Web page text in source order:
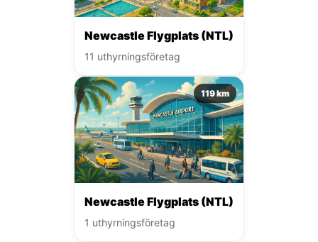
Newcastle Flygplats (NTL)
11 uthyrningsföretag
119 km
Newcastle Flygplats (NTL)
1 uthyrningsföretag